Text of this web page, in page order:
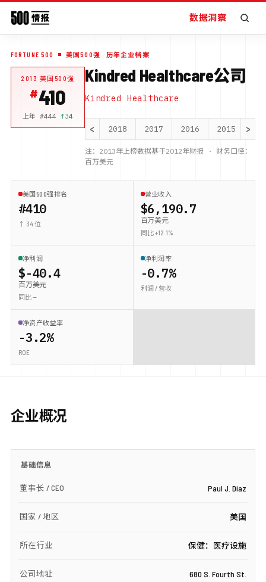
数据洞察
FORTUNE 500 美国500强 · 历年企业档案
2013 美国500强
410
上年 #444 ↑34
Kindred Healthcare公司
Kindred Healthcare
< 2018 2017 2016 2015 >
注： 2013年上榜数据基于2012年财报 · 财务口径：
百万美元
美国500强排名
#410
↑ 34 位
营业收入
$6,190.7
百万美元
同比 +12.1%
净利润
$-40.4
百万美元
同比 —
净利润率
-0.7%
利润 / 营收
净资产收益率
-3.2%
ROE
企业概况
基础信息
董事长 / CEO Paul J. Diaz
国家 / 地区 美国
所在行业 保健：医疗设施
公司地址 680 S. Fourth St.